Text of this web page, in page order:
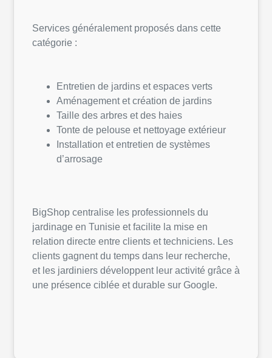
Services généralement proposés dans cette
catégorie :
Entretien de jardins et espaces verts
Aménagement et création de jardins
Taille des arbres et des haies
Tonte de pelouse et nettoyage extérieur
Installation et entretien de systèmes
d’arrosage
BigShop centralise les professionnels du
jardinage en Tunisie et facilite la mise en
relation directe entre clients et techniciens. Les
clients gagnent du temps dans leur recherche,
et les jardiniers développent leur activité grâce à
une présence ciblée et durable sur Google.